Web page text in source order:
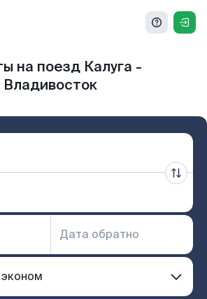
на поезд Калуга -
Владивосток